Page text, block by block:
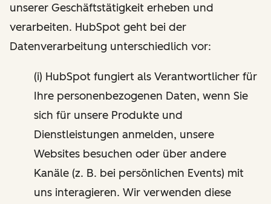
unserer Geschäftstätigkeit erheben und
verarbeiten. HubSpot geht bei der
Datenverarbeitung unterschiedlich vor:
(i) HubSpot fungiert als Verantwortlicher für
Ihre personenbezogenen Daten, wenn Sie
sich für unsere Produkte und
Dienstleistungen anmelden, unsere
Websites besuchen oder über andere
Kanäle (z. B. bei persönlichen Events) mit
uns interagieren. Wir verwenden diese